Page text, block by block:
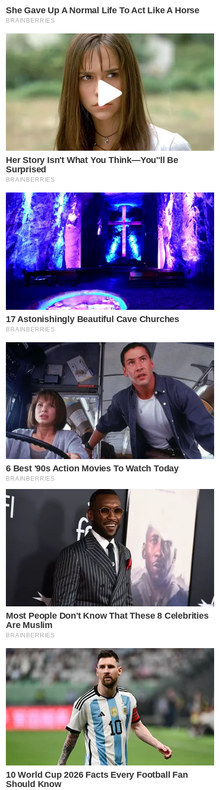
She Gave Up A Normal Life To Act Like A Horse
BRAINBERRIES
Her Story Isn't What You Think—You''ll Be
Surprised
BRAINBERRIES
17 Astonishingly Beautiful Cave Churches
BRAINBERRIES
6 Best '90s Action Movies To Watch Today
BRAINBERRIES
Most People Don't Know That These 8 Celebrities
Are Muslim
BRAINBERRIES
10 World Cup 2026 Facts Every Football Fan
Should Know